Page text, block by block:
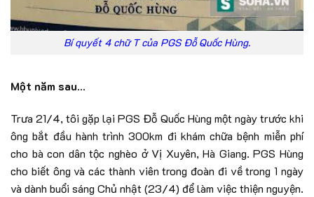
Bí quyết 4 chữ T của PGS Đỗ Quốc Hùng.
Một năm sau…
Trưa 21/4, tôi gặp lại PGS Đỗ Quốc Hùng một ngày trước khi
ông bắt đầu hành trình 300km đi khám chữa bệnh miễn phí
cho bà con dân tộc nghèo ở Vị Xuyên, Hà Giang. PGS Hùng
cho biết ông và các thành viên trong đoàn đi về trong 1 ngày
và dành buổi sáng Chủ nhật (23/4) để làm việc thiện nguyện.